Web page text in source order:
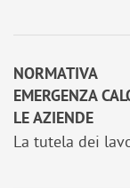
NORMATIVA
EMERGENZA
LE AZIENDE
La tutela dei